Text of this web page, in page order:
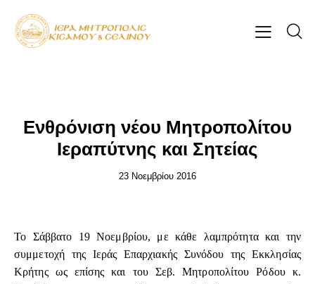
Ενθρόνιση νέου Μητροπολίτου
Ιεραπύτνης και Σητείας
23 Νοεμβρίου 2016
Το Σάββατο 19 Νοεμβρίου, με κάθε λαμπρότητα και την
συμμετοχή της Ιεράς Επαρχιακής Συνόδου της Εκκλησίας
Κρήτης ως επίσης και του Σεβ. Μητροπολίτου Ρόδου κ.